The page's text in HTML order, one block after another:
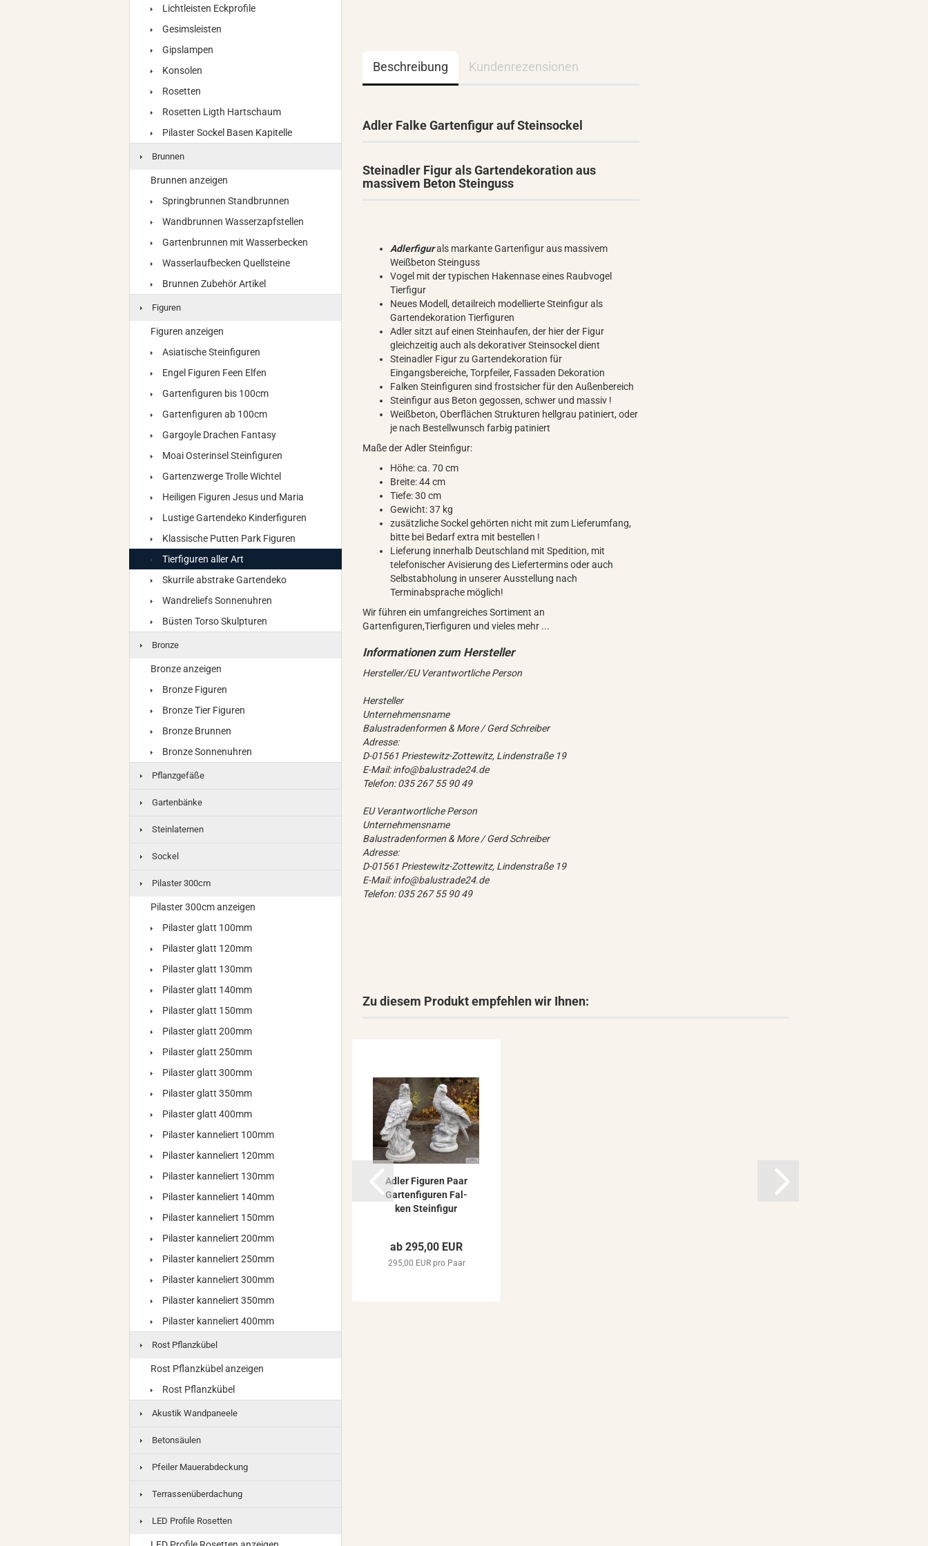
Beschreibung Kundenrezensionen
Adler Falke Gartenfigur auf Steinsockel
Steinadler Figur als Gartendekoration aus
massivem Beton Steinguss
Adlerfigurals markante Gartenfigur aus massivem
Weißbeton Steinguss
Vogel mit der typischen Hakennase eines Raubvogel
Tierfigur
Neues Modell, detailreich modellierte Steinfigur als
Gartendekoration Tierfiguren
Adler sitzt auf einen Steinhaufen, der hier der Figur
gleichzeitig auch als dekorativer Steinsockel dient
Steinadler Figur zu Gartendekoration für
Eingangsbereiche, Torpfeiler, Fassaden Dekoration
Falken Steinfiguren sind frostsicher für den Außenbereich
Steinfigur aus Beton gegossen, schwer und massiv !
Weißbeton, Oberflächen Strukturen hellgrau patiniert, oder
je nach Bestellwunsch farbig patiniert
Maße der Adler Steinfigur:
Höhe: ca. 70 cm
Breite: 44 cm
Tiefe: 30 cm
Gewicht: 37 kg
zusätzliche Sockel gehörten nicht mit zum Lieferumfang,
bitte bei Bedarf extra mit bestellen !
Lieferung innerhalb Deutschland mit Spedition, mit
telefonischer Avisierung des Liefertermins oder auch
Selbstabholung in unserer Ausstellung nach
Terminabsprache möglich!
Wir führen ein umfangreiches Sortiment an
Gartenfiguren,Tierfiguren und vieles mehr ...
Hersteller/EU Verantwortliche Person
Hersteller
Unternehmensname
Balustradenformen & More / Gerd Schreiber
Adresse:
D-01561 Priestewitz-Zottewitz, Lindenstraße 19
E-Mail: info@balustrade24.de
Telefon: 035 267 55 90 49
EU Verantwortliche Person
Unternehmensname
Balustradenformen & More / Gerd Schreiber
Adresse:
D-01561 Priestewitz-Zottewitz, Lindenstraße 19
E-Mail: info@balustrade24.de
Telefon: 035 267 55 90 49
Zu diesem Produkt empfehlen wir Ihnen:
Adler Fi­gu­ren Paar
Gar­ten­fi­gu­ren Fal­
ken Stein­fi­gur
ab 295,00 EUR
295,00 EUR pro Paar
Lichtleisten Eckprofile
Gesimsleisten
Gipslampen
Konsolen
Rosetten
Rosetten Ligth Hartschaum
Pilaster Sockel Basen Kapitelle
Brunnen
Brunnen anzeigen
Springbrunnen Standbrunnen
Wandbrunnen Wasserzapfstellen
Gartenbrunnen mit Wasserbecken
Wasserlaufbecken Quellsteine
Brunnen Zubehör Artikel
Figuren
Figuren anzeigen
Asiatische Steinfiguren
Engel Figuren Feen Elfen
Gartenfiguren bis 100cm
Gartenfiguren ab 100cm
Gargoyle Drachen Fantasy
Moai Osterinsel Steinfiguren
Gartenzwerge Trolle Wichtel
Heiligen Figuren Jesus und Maria
Lustige Gartendeko Kinderfiguren
Klassische Putten Park Figuren
Tierfiguren aller Art
Skurrile abstrake Gartendeko
Wandreliefs Sonnenuhren
Büsten Torso Skulpturen
Bronze
Bronze anzeigen
Bronze Figuren
Bronze Tier Figuren
Bronze Brunnen
Bronze Sonnenuhren
Pflanzgefäße
Gartenbänke
Steinlaternen
Sockel
Pilaster 300cm
Pilaster 300cm anzeigen
Pilaster glatt 100mm
Pilaster glatt 120mm
Pilaster glatt 130mm
Pilaster glatt 140mm
Pilaster glatt 150mm
Pilaster glatt 200mm
Pilaster glatt 250mm
Pilaster glatt 300mm
Pilaster glatt 350mm
Pilaster glatt 400mm
Pilaster kanneliert 100mm
Pilaster kanneliert 120mm
Pilaster kanneliert 130mm
Pilaster kanneliert 140mm
Pilaster kanneliert 150mm
Pilaster kanneliert 200mm
Pilaster kanneliert 250mm
Pilaster kanneliert 300mm
Pilaster kanneliert 350mm
Pilaster kanneliert 400mm
Rost Pflanzkübel
Rost Pflanzkübel anzeigen
Rost Pflanzkübel
Akustik Wandpaneele
Betonsäulen
Pfeiler Mauerabdeckung
Terrassenüberdachung
LED Profile Rosetten